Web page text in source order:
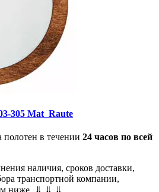
305 Mat_Raute
полотен в течении 24 часов по всей
наличия, сроков доставки,
транспортной компании,